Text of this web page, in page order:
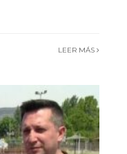
LEER MÁS